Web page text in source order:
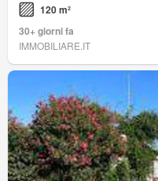
120 m²
30+ giorni fa
IMMOBILIARE.IT